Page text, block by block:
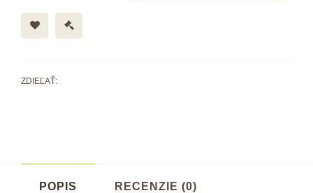
ZDIEĽAŤ:
POPIS RECENZIE (0)